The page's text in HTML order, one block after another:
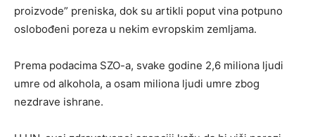
proizvode” preniska, dok su artikli poput vina potpuno
oslobođeni poreza u nekim evropskim zemljama.
Prema podacima SZO-a, svake godine 2,6 miliona ljudi
umre od alkohola, a osam miliona ljudi umre zbog
nezdrave ishrane.